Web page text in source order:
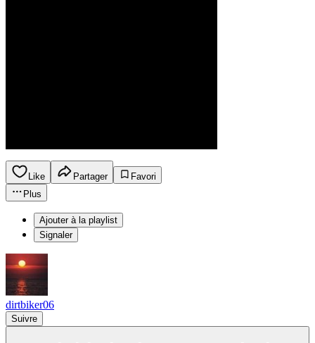
Like Partager
Favori
Plus
Ajouter à la playlist
Signaler
dirtbiker06
Suivre